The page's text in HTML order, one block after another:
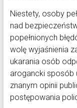
Niestety, osoby
nad
popełnionych
wolę wyjaśnienia
ukarania osób
arogancki sposób
znanym opinii
postępowania